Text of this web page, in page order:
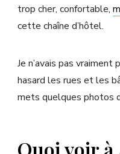
trop cher, confortable,
cette chaîne d’hôtel.
Je n’avais pas
hasard les rues et les
mets quelques photos